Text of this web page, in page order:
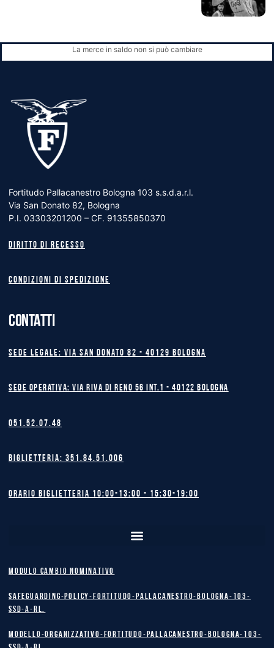
La merce in saldo non si può cambiare
Fortitudo Pallacanestro Bologna 103 s.s.d.a.r.l.
Via San Donato 82, Bologna
P.I. 03303201200 – CF. 91355850370
Diritto di recesso
Condizioni di spedizione
CONTATTI
Sede legale: Via San Donato 82 - 40129 BOLOGNA
Sede operativa: Via Riva di Reno 56 int.1 - 40122 BOLOGNA
051.52.07.48
Biglietteria: 351.84.51.006
Orario biglietteria 10:00-13:00 - 15:30-19:00
MODULO CAMBIO NOMINATIVO
safeguarding-policy-Fortitudo-Pallacanestro-Bologna-103-
SSD-A-RL.
Modello-Organizzativo-Fortitudo-Pallacanestro-Bologna-103-